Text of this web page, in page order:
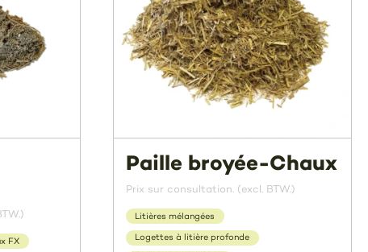
FX
Paille broyée-Chaux
Prix sur consultation. (excl. BTW.)
Litières mélangées
Logettes à litière profonde